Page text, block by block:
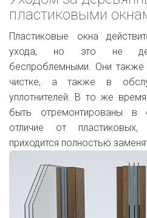
пластиковыми
Пластиковые окна
ухода, но это не
беспроблемными. Они также
чистке, а также в
уплотнителей. В то же
быть отремонтированы в
отличие от
приходится полностью